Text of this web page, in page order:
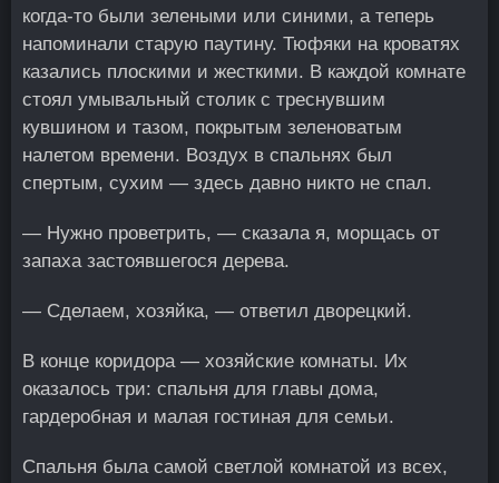
когда-то были зелеными или синими, а теперь
напоминали старую паутину. Тюфяки на кроватях
казались плоскими и жесткими. В каждой комнате
стоял умывальный столик с треснувшим
кувшином и тазом, покрытым зеленоватым
налетом времени. Воздух в спальнях был
спертым, сухим — здесь давно никто не спал.
— Нужно проветрить, — сказала я, морщась от
запаха застоявшегося дерева.
— Сделаем, хозяйка, — ответил дворецкий.
В конце коридора — хозяйские комнаты. Их
оказалось три: спальня для главы дома,
гардеробная и малая гостиная для семьи.
Спальня была самой светлой комнатой из всех,